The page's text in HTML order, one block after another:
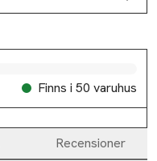
Slut i lager
Finns i 50 varuhus
Recensioner